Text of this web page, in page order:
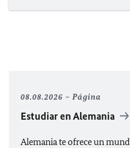
08.08.2026 Página
Estudiar en Alemania
Alemania te ofrece un